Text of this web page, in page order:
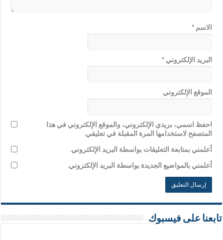
الاسم*
البريد الإلكتروني*
الموقع الإلكتروني
احفظ اسمي، بريدي الإلكتروني، والموقع الإلكتروني في هذا
المتصفح لاستخدامها المرة المقبلة في تعليقي.
أعلمني بمتابعة التعليقات بواسطة البريد الإلكتروني.
أعلمني بالمواضيع الجديدة بواسطة البريد الإلكتروني.
تابعنا على فيسبوك